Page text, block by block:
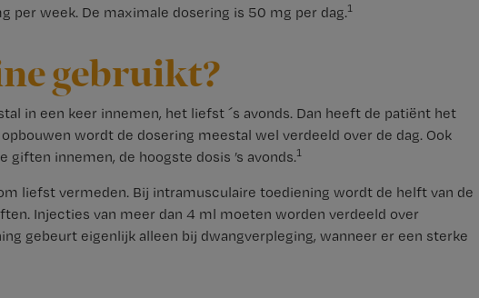
per week. De maximale dosering is 50 mg per dag.1
gebruikt?
in een keer innemen, het liefst ´s avonds. Dan heeft de patiënt het
wordt de dosering meestal wel verdeeld over de dag. Ook
innemen, de hoogste dosis ’s avonds.1
liefst vermeden. Bij intramusculaire toediening wordt de helft van de
Injecties van meer dan 4 ml moeten worden verdeeld over
gebeurt eigenlijk alleen bij dwangverpleging, wanneer er een sterke